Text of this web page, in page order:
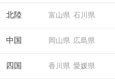
北陸 富山県 石川県
中国 岡山県 広島県
四国 香川県 愛媛県